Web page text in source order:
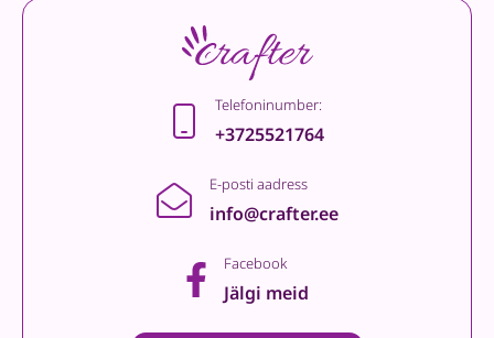
Telefoninumber:
+3725521764
E-posti aadress
info@crafter.ee
Facebook
Jälgi meid